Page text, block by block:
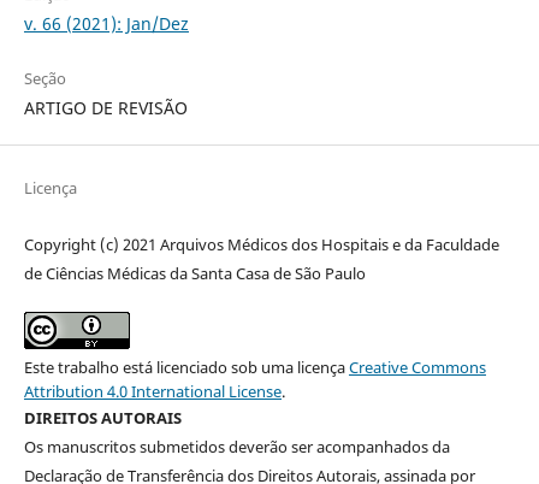
v. 66 (2021): Jan/Dez
Seção
ARTIGO DE REVISÃO
Licença
Copyright (c) 2021 Arquivos Médicos dos Hospitais e da Faculdade
de Ciências Médicas da Santa Casa de São Paulo
Este trabalho está licenciado sob uma licençaCreative Commons
Attribution 4.0 International License.
DIREITOS AUTORAIS
Os manuscritos submetidos deverão ser acompanhados da
Declaração de Transferência dos Direitos Autorais, assinada por